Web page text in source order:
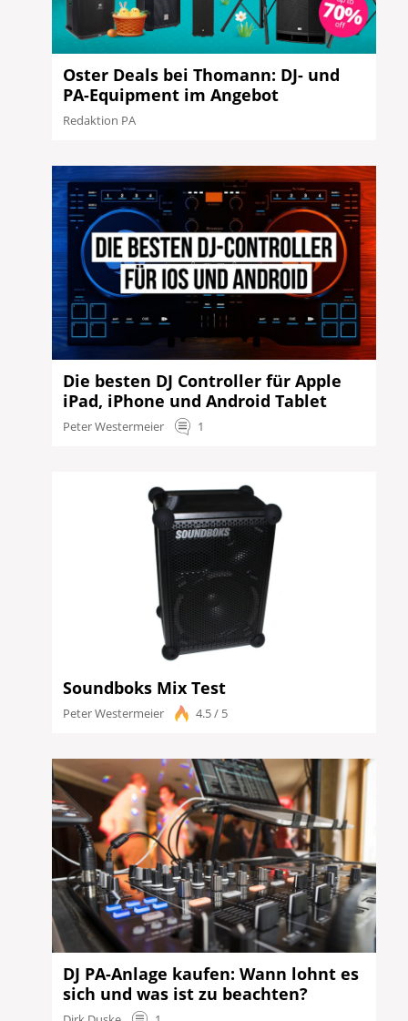
Oster Deals bei Thomann: DJ- und
PA-Equipment im Angebot
Redaktion PA
Die besten DJ Controller für Apple
iPad, iPhone und Android Tablet
Peter Westermeier 1
Soundboks Mix Test
Peter Westermeier 4.5 / 5
DJ PA-Anlage kaufen: Wann lohnt es
sich und was ist zu beachten?